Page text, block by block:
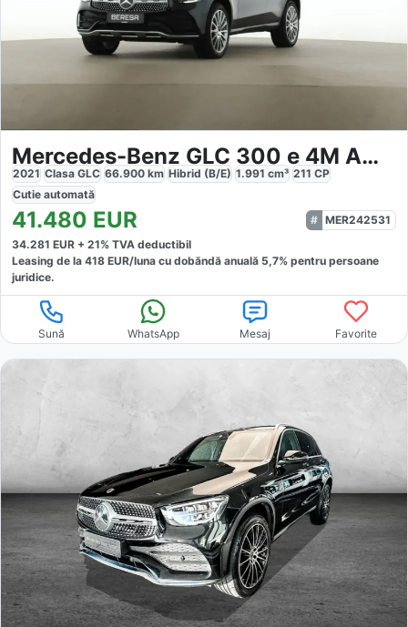
Mercedes-Benz GLC 300 e 4M AMG
2021 Clasa GLC 66.900 km Hibrid (B/E) 1.991 cm³ 211 CP
Cutie automată
41.480 EUR
MER242531
34.281 EUR + 21% TVA deductibil
Leasing de la 418 EUR/luna cu dobăndă anuală 5,7% pentru persoane
juridice.
Sună WhatsApp Mesaj Favorite